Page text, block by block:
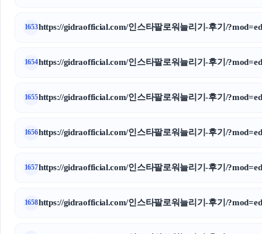
1653https://gidraofficial.com/인스타팔로워늘리기-후기/
1654https://gidraofficial.com/인스타팔로워늘리기-후기/
1655https://gidraofficial.com/인스타팔로워늘리기-후기/
1656https://gidraofficial.com/인스타팔로워늘리기-후기/
1657https://gidraofficial.com/인스타팔로워늘리기-후기/
1658https://gidraofficial.com/인스타팔로워늘리기-후기/